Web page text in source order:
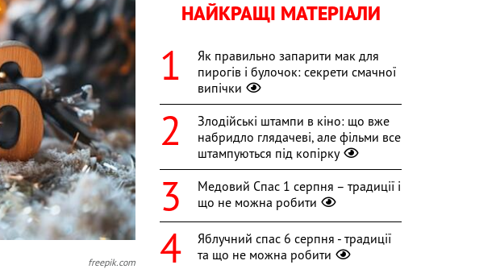
freepik.com
НАЙКРАЩІ МАТЕРІАЛИ
Як правильно запарити мак для
пирогів і булочок: секрети смачної
випічки
Злодійські штампи в кіно: що вже
набридло глядачеві, але фільми все
штампуються під копірку
Медовий Спас 1 серпня – традиції і
що не можна робити
Яблучний спас 6 серпня - традиції
та що не можна робити